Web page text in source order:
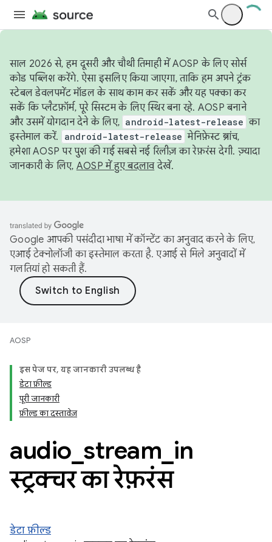
साल 2026 से, हम दूसरी और चौथी तिमाही में AOSP के लिए सोर्स
कोड पब्लिश करेंगे. ऐसा इसलिए किया जाएगा, ताकि हम अपने ट्रंक
स्टेबल डेवलपमेंट मॉडल के साथ काम कर सकें और यह पक्का कर
सकें कि प्लैटफ़ॉर्म, पूरे सिस्टम के लिए स्थिर बना रहे. AOSP बनाने
और उसमें योगदान देने के लिए, android-latest-release का
इस्तेमाल करें.
android-latest-release मेनिफ़ेस्ट ब्रांच,
हमेशा AOSP पर पुश की गई सबसे नई रिलीज़ का रेफ़रंस देगी. ज़्यादा
जानकारी के लिए, AOSP में हुए बदलावदेखें.
Google आपकी पसंदीदा भाषा में कॉन्टेंट का अनुवाद करने के लिए,
एआई टेक्नोलॉजी का इस्तेमाल करता है. एआई से मिले अनुवादों में
गलतियां हो सकती हैं.
AOSP
इस पेज पर, यह जानकारी उपलब्ध है
डेटा फ़ील्ड
पूरी जानकारी
फ़ील्ड का दस्तावेज़
audio stream in
स्ट्रक्चर का रेफ़रंस
डेटा फ़ील्ड